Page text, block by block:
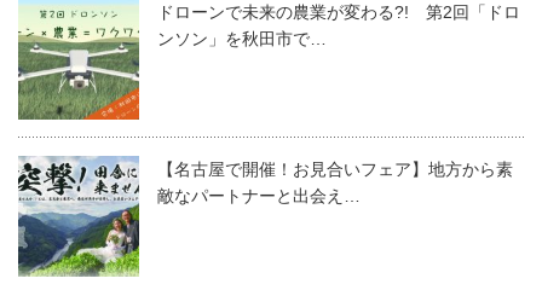
ドローンで未来の農業が変わる?! 第2回「ドロ
ンソン」を秋田市で…
【名古屋で開催！お見合いフェア】地方から素
敵なパートナーと出会え…